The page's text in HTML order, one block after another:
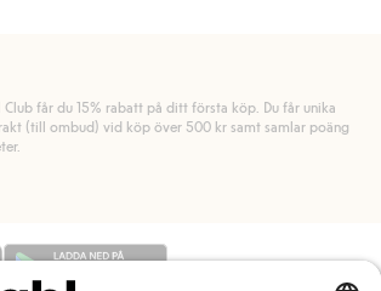
får du 15% rabatt på ditt första köp. Du får unika
(till ombud) vid köp över 500 kr samt samlar poäng